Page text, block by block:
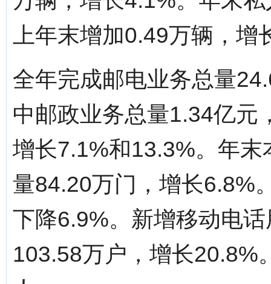
上年末增加0.49万辆，增
全年完成邮电业务总量
中邮政业务总量1.34亿元
增长7.1%和13.3%。年
量84.20万门，增长6.8%
下降6.9%。新增移动电
103.58万户，增长20.8%